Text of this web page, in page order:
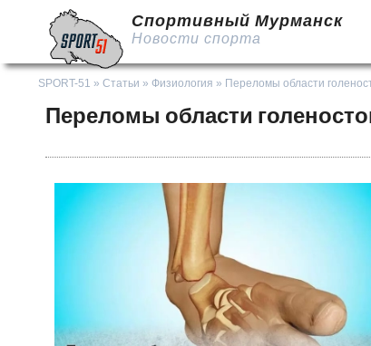
Спортивный Мурманск
Новости спорта
SPORT-51 » Статьи » Физиология » Переломы области
Переломы области